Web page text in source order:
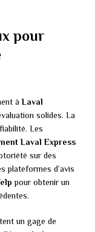
pour
àLaval
solides. La
Les
Laval Express
sur des
plateformes d’avis
pour obtenir un
un gage de